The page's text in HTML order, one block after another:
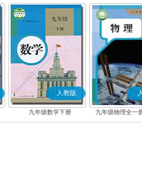
人教版
九年级数学下册
九年级物理全一
版)